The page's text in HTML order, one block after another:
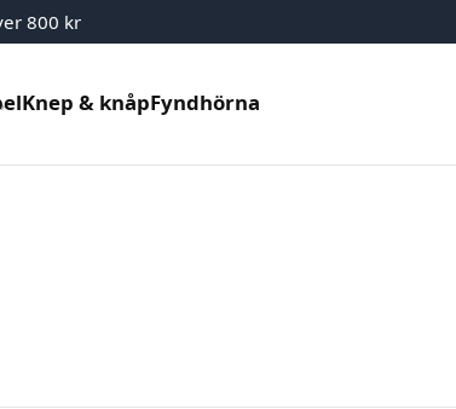
800 kr
Knep & knåpFyndhörna